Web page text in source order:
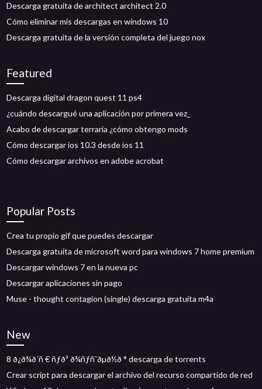
Descarga gratuita de architect architect 2.0
Cómo eliminar mis descargas en windows 10
Descarga gratuita de la versión completa del juego nox
Featured
Descarga digital dragon quest 11 ps4
¿cuándo descargué una aplicación por primera vez_
Acabo de descargar terraria ¿cómo obtengo mods
Cómo descargar ios 10.3 desde ios 11
Cómo descargar archivos en adobe acrobat
Popular Posts
Crea tu propio gif que puedes descargar
Descarga gratuita de microsoft word para windows 7 home premium
Descargar windows 7 en la nueva pc
Descargar aplicaciones sin pago
Muse - thought contagion (single) descarga gratuita m4a
New
8 ð¿ð¾ð´ñ € ñƒð³ ð¾ñƒñˆðµð½ð ° descarga de torrents
Crear script para descargar el archivo del recurso compartido de red